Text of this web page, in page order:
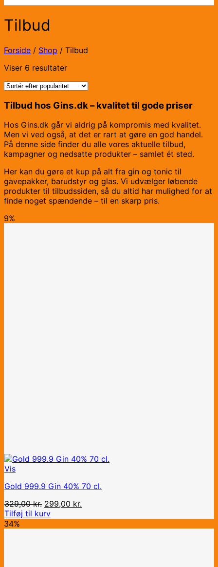
Tilbud
Forside / Shop / Tilbud
Viser 6 resultaterSorteret
popularitet
Tilbud hos Gins.dk – kvalitet til gode priser
Hos Gins.dk går vi aldrig på kompromis med kvalitet.
Men vi ved også, at det er rart at gøre en god handel.
På denne side finder du alle vores aktuelle tilbud,
kampagner og nedsatte produkter – samlet ét sted.
Her kan du gøre et kup på alt fra gin og tonic til
gavepakker, barudstyr og glas. Vi udvælger løbende
produkter til tilbudssiden, så du altid har mulighed for at
finde noget spændende – til en skarp pris.
9%
Vis
Gold 999.9 Gin 40% 70 cl.
329,00kr. Den
oprindelige
299,00 kr.
Tilføj til kurv
34%